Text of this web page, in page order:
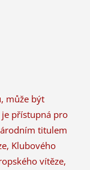
může být
je přístupná pro
titulem
Klubového
vítěze,